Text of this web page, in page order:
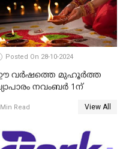
Posted On 28-10-2024
വർഷത്തെ മുഹൂർത്ത
നവംബർ 1ന്
Read View All